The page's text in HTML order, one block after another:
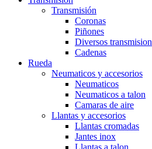
Transmisión
Coronas
Piñones
Diversos transmision
Cadenas
Rueda
Neumaticos y accesorios
Neumaticos
Neumaticos a talon
Camaras de aire
Llantas y accesorios
Llantas cromadas
Jantes inox